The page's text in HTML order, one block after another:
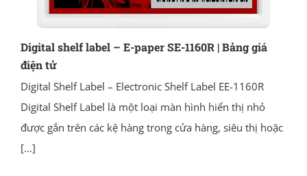
Digital shelf label – E-paper SE-1160R | Bảng giá
điện tử
Digital Shelf Label – Electronic Shelf Label EE-1160R
Digital Shelf Label là một loại màn hình hiển thị nhỏ
được gắn trên các kệ hàng trong cửa hàng, siêu thị hoặc
[...]